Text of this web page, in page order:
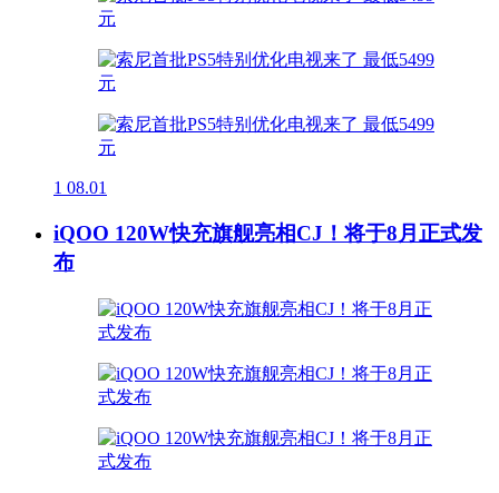
1 08.01
iQOO 120W快充旗舰亮相CJ！将于8月正式发
布